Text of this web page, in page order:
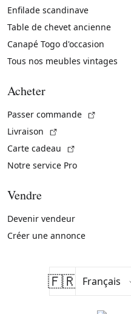
Enfilade scandinave
Table de chevet ancienne
Canapé Togo d'occasion
Tous nos meubles vintages
Acheter
Passer commande
Livraison
Carte cadeau
Notre service Pro
Vendre
Devenir vendeur
Créer une annonce
🇫🇷